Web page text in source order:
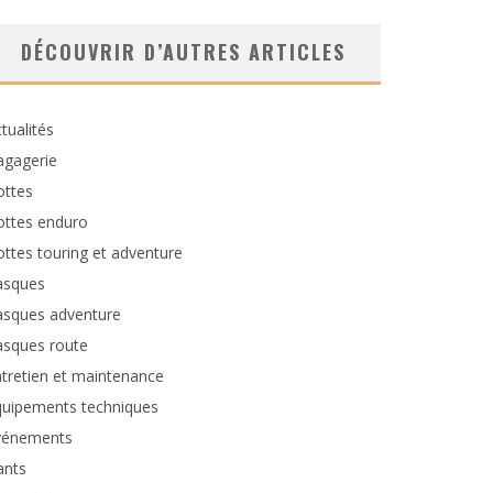
DÉCOUVRIR D’AUTRES ARTICLES
enduro
touring et adventure
adventure
route
et maintenance
techniques